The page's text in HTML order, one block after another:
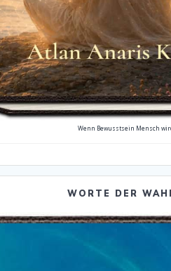
Wenn Bewusstsein Mensch
WORTE DER